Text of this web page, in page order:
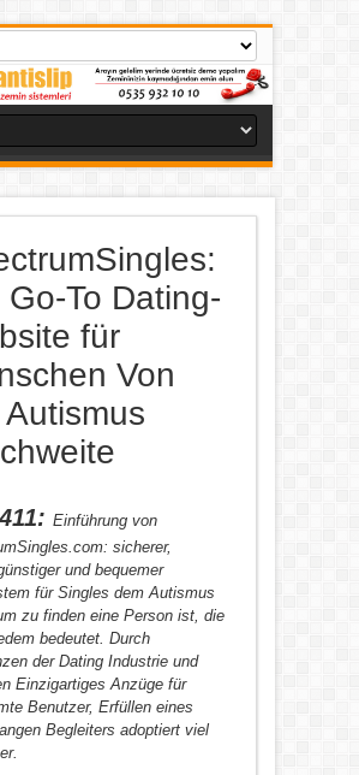
Go-To Dating-
für
Von
Autismus
Einführung von
sicherer,
und bequemer
für Singles dem Autismus
zu finden eine Person ist, die
bedeutet. Durch
der Dating Industrie und
Einzigartiges Anzüge für
Benutzer, Erfüllen eines
Begleiters adoptiert viel